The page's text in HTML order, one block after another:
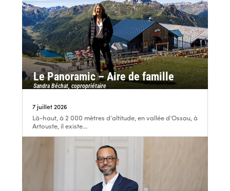
Le Panoramic – Aire de famille
Sandra Béchat, copropriétaire
7 juillet 2026
Là-haut, à 2 000 mètres d’altitude, en vallée d’Ossau, à
Artouste, il existe...